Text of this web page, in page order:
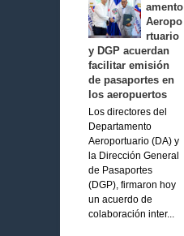
amento
Aeropo
rtuario
y DGP acuerdan
facilitar emisión
de pasaportes en
los aeropuertos
Los directores del
Departamento
Aeroportuario (DA) y
la Dirección General
de Pasaportes
(DGP), firmaron hoy
un acuerdo de
colaboración inter...